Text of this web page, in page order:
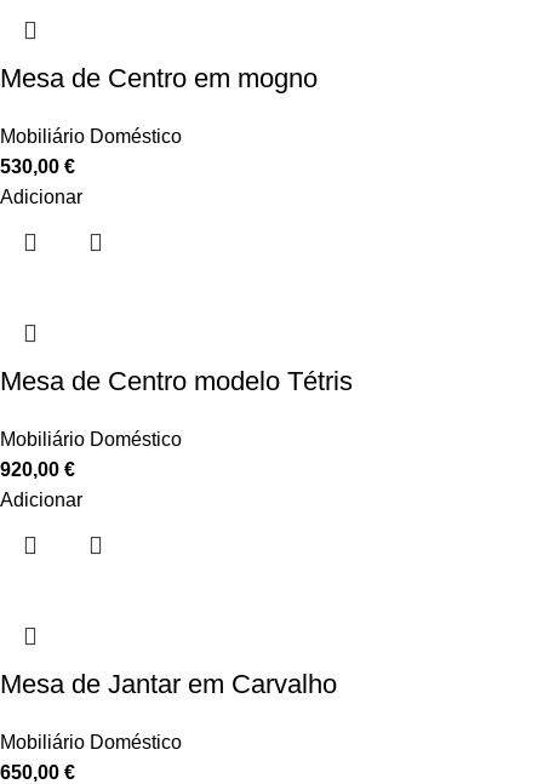
Mesa de Centro em mogno
Mobiliário Doméstico
530,00 €
Adicionar
Mesa de Centro modelo Tétris
Mobiliário Doméstico
920,00 €
Adicionar
Mesa de Jantar em Carvalho
Mobiliário Doméstico
650,00 €